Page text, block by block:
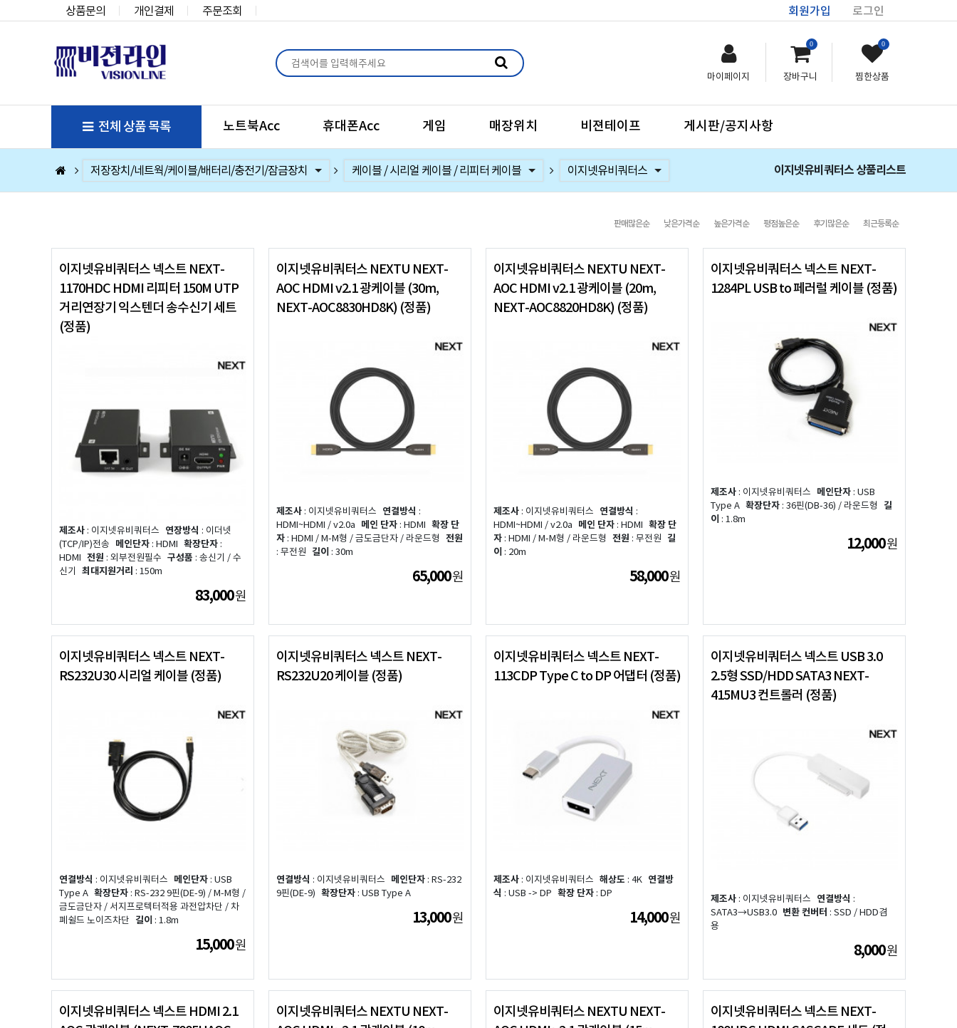
상품문의 개인결제 주문조회 회원가입 로그인
마이페이지
0
장바구니
0
찜한상품
전체 상품 목록 노트북Acc 휴대폰Acc 게임 매장위치 비젼테이프 게시판/공지사항
컴퓨터부품
베스트 상품
컴퓨터주변기기
저장장치/네트웍/케이블/배터리/충전기/잠금장치
마우스/키보드/키패드/패드/번지/덕/손목받침대/타블렛
스피커/이어폰/헤드셋/거치대/마이크
게임
노트북Acc
게임슬라이더
휴대폰Acc USB 메모리
공유기
외장하드
외장하드케이스
외장 SSD
케이블 / 시리얼 케이블 / 리피터 케이블
랜카드/무선랜카드/블루투스
배터리
충전기
미라캐스트
스위치 허브
나스 / 레이드 스토리지 / 도킹
잠금장치 이지넷유비쿼터스
리버네트워크 이지넷유비쿼터스 상품리스트
판매많은순 낮은가격순 높은가격순 평점높은순 후기많은순 최근등록순
이지넷유비쿼터스 넥스트 NEXT-
1170HDC HDMI 리피터 150M UTP
거리연장기 익스텐더 송수신기 세트
(정품)
제조사 : 이지넷유비쿼터스 연장방식 : 이더넷
(TCP/IP)전송 메인단자 : HDMI 확장단자 :
HDMI 전원 : 외부전원필수 구성품 : 송신기 / 수
신기 최대지원거리 : 150m
83,000원
이지넷유비쿼터스 NEXTU NEXT-
AOC HDMI v2.1 광케이블 (30m,
NEXT-AOC8830HD8K) (정품)
제조사 : 이지넷유비쿼터스 연결방식 :
HDMI~HDMI / v2.0a 메인 단자 : HDMI 확장 단
자 : HDMI / M-M형 / 금도금단자 / 라운드형 전원
: 무전원 길이 : 30m
65,000원
이지넷유비쿼터스 NEXTU NEXT-
AOC HDMI v2.1 광케이블 (20m,
NEXT-AOC8820HD8K) (정품)
제조사 : 이지넷유비쿼터스 연결방식 :
HDMI~HDMI / v2.0a 메인 단자 : HDMI 확장 단
자 : HDMI / M-M형 / 라운드형 전원 : 무전원 길
이 : 20m
58,000원
이지넷유비쿼터스 넥스트 NEXT-
1284PL USB to 페러럴 케이블 (정품)
제조사 : 이지넷유비쿼터스 메인단자 : USB
Type A 확장단자 : 36핀(DB-36) / 라운드형
길
이 : 1.8m
12,000원
이지넷유비쿼터스 넥스트 NEXT-
RS232U30 시리얼 케이블 (정품)
연결방식 : 이지넷유비쿼터스 메인단자 : USB
Type A 확장단자 : RS-232 9핀(DE-9) / M-M형 /
금도금단자 / 서지프로텍터적용 과전압차단 / 차
폐쉴드 노이즈차단 길이 : 1.8m
15,000원
이지넷유비쿼터스 넥스트 NEXT-
RS232U20 케이블 (정품)
연결방식 : 이지넷유비쿼터스 메인단자 : RS-232
9핀(DE-9) 확장단자 : USB Type A
13,000원
이지넷유비쿼터스 넥스트 NEXT-
113CDP Type C to DP 어댑터 (정품)
제조사 : 이지넷유비쿼터스 해상도 : 4K 연결방
식 : USB -> DP 확장 단자 : DP
14,000원
이지넷유비쿼터스 넥스트 USB 3.0
2.5형 SSD/HDD SATA3 NEXT-
415MU3 컨트롤러 (정품)
제조사 : 이지넷유비쿼터스 연결방식 :
SATA3→USB3.0 변환 컨버터 : SSD / HDD겸
용
8,000원
이지넷유비쿼터스 넥스트 HDMI 2.1
이지넷유비쿼터스 NEXTU NEXT-
이지넷유비쿼터스 NEXTU NEXT-
이지넷유비쿼터스 넥스트 NEXT-